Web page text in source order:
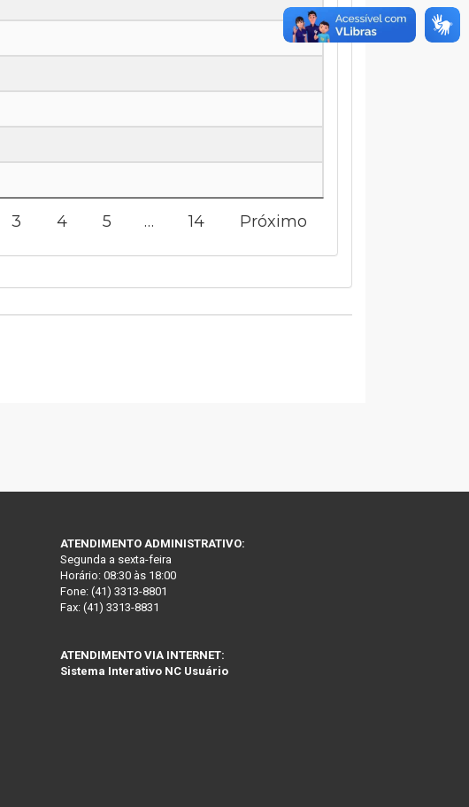
3 4 5 … 14 Próximo
ATENDIMENTO ADMINISTRATIVO:
Segunda a sexta-feira
Horário: 08:30 às 18:00
Fone: (41) 3313-8801
Fax: (41) 3313-8831
ATENDIMENTO VIA INTERNET:
Sistema Interativo NC Usuário